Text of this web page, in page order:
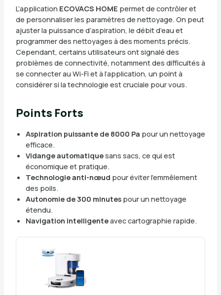
L’application ECOVACS HOME permet de contrôler et
de personnaliser les paramètres de nettoyage. On peut
ajuster la puissance d’aspiration, le débit d’eau et
programmer des nettoyages à des moments précis.
Cependant, certains utilisateurs ont signalé des
problèmes de connectivité, notamment des difficultés à
se connecter au Wi-Fi et à l’application, un point à
considérer si la technologie est cruciale pour vous.
Points Forts
Aspiration puissante de 8000 Pa pour un nettoyage
efficace.
Vidange automatiquesans sacs, ce qui est
économique et pratique.
Technologie anti-nœud pour éviter l’emmêlement
des poils.
Autonomie de 300 minutespour un nettoyage
étendu.
Navigation intelligenteavec cartographie rapide.